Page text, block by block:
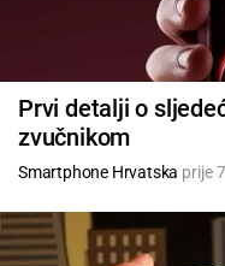
Prvi detalji o
zvučnikom
Smartphone Hrvatska prije